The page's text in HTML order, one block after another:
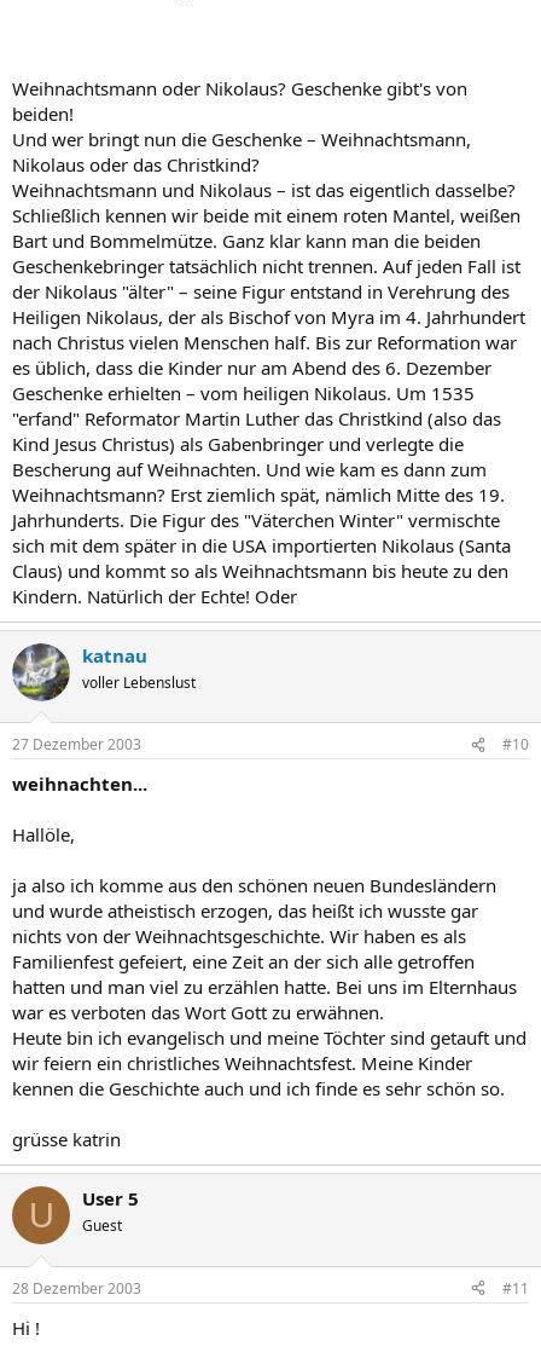
Weihnachtsmann oder Nikolaus? Geschenke gibt's von
beiden!
Und wer bringt nun die Geschenke – Weihnachtsmann,
Nikolaus oder das Christkind?
Weihnachtsmann und Nikolaus – ist das eigentlich dasselbe?
Schließlich kennen wir beide mit einem roten Mantel, weißen
Bart und Bommelmütze. Ganz klar kann man die beiden
Geschenkebringer tatsächlich nicht trennen. Auf jeden Fall ist
der Nikolaus "älter" – seine Figur entstand in Verehrung des
Heiligen Nikolaus, der als Bischof von Myra im 4. Jahrhundert
nach Christus vielen Menschen half. Bis zur Reformation war
es üblich, dass die Kinder nur am Abend des 6. Dezember
Geschenke erhielten – vom heiligen Nikolaus. Um 1535
"erfand" Reformator Martin Luther das Christkind (also das
Kind Jesus Christus) als Gabenbringer und verlegte die
Bescherung auf Weihnachten. Und wie kam es dann zum
Weihnachtsmann? Erst ziemlich spät, nämlich Mitte des 19.
Jahrhunderts. Die Figur des "Väterchen Winter" vermischte
sich mit dem später in die USA importierten Nikolaus (Santa
Claus) und kommt so als Weihnachtsmann bis heute zu den
Kindern. Natürlich der Echte! Oder
katnau
voller Lebenslust
27 Dezember 2003 #10
weihnachten...
Hallöle,
ja also ich komme aus den schönen neuen Bundesländern
und wurde atheistisch erzogen, das heißt ich wusste gar
nichts von der Weihnachtsgeschichte. Wir haben es als
Familienfest gefeiert, eine Zeit an der sich alle getroffen
hatten und man viel zu erzählen hatte. Bei uns im Elternhaus
war es verboten das Wort Gott zu erwähnen.
Heute bin ich evangelisch und meine Töchter sind getauft und
wir feiern ein christliches Weihnachtsfest. Meine Kinder
kennen die Geschichte auch und ich finde es sehr schön so.
grüsse katrin
U User 5
Guest
28 Dezember 2003 #11
Hi !